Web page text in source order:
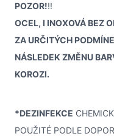
POZOR!!!
OCEL, I INOXOVÁ BEZ
ZA URČITÝCH
NÁSLEDEK ZMĚNU
KOROZI.
*DEZINFEKCE
POUŽITÉ PODLE